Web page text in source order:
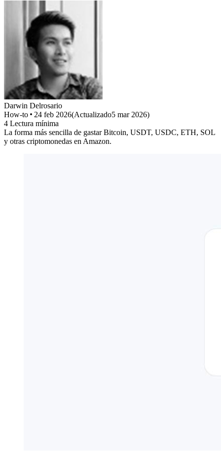
Darwin Delrosario
How-to
24 feb 2026(Actualizado5 mar 2026)
4 Lectura mínima
La forma más sencilla de gastar Bitcoin, USDT, USDC, ETH, SOL
y otras criptomonedas en Amazon.